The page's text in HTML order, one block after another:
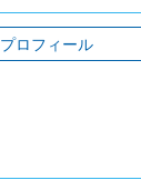
プロフィール